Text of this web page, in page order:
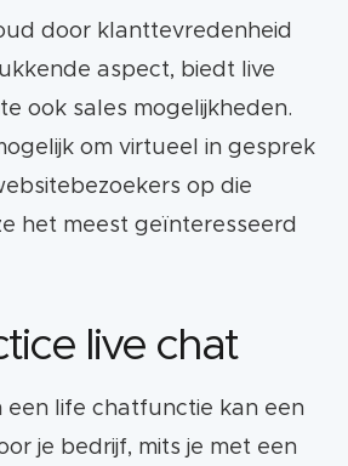
door klanttevredenheid
aspect, biedt live
ook sales mogelijkheden.
om virtueel in gesprek
op die
het meest geïnteresseerd
live chat
een life chatfunctie kan een
je bedrijf, mits je met een